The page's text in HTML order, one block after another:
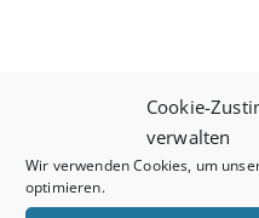
Cookie-
verwalten
Wir verwenden Cookies, um
optimieren.